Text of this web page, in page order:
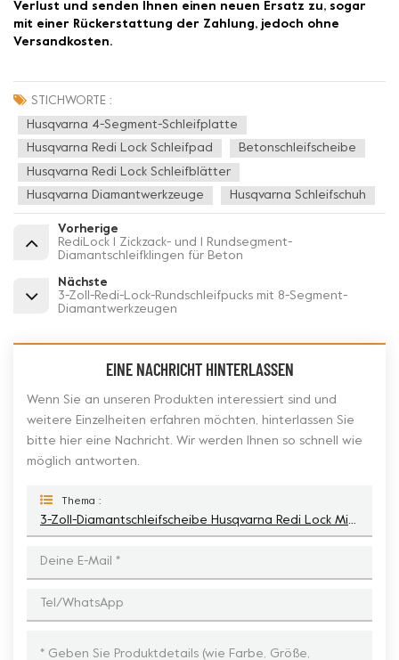
Verlust und senden Ihnen einen neuen Ersatz zu, sogar
mit einer Rückerstattung der Zahlung, jedoch ohne
Versandkosten.
STICHWORTE :
Husqvarna 4-Segment-Schleifplatte
Husqvarna Redi Lock Schleifpad
Betonschleifscheibe
Husqvarna Redi Lock Schleifblätter
Husqvarna Diamantwerkzeuge
Husqvarna Schleifschuh
Vorherige
RediLock 1 Zickzack- und 1 Rundsegment-
Diamantschleifklingen für Beton
Nächste
3-Zoll-Redi-Lock-Rundschleifpucks mit 8-Segment-
Diamantwerkzeugen
EINE NACHRICHT HINTERLASSEN
Wenn Sie an unseren Produkten interessiert sind und
weitere Einzelheiten erfahren möchten, hinterlassen Sie
bitte hier eine Nachricht. Wir werden Ihnen so schnell wie
möglich antworten.
Thema :
3-Zoll-Diamantschleifscheibe Husqvarna Redi Lock Mit 4 Großen Abgeschrägten Segmenten Für Beton